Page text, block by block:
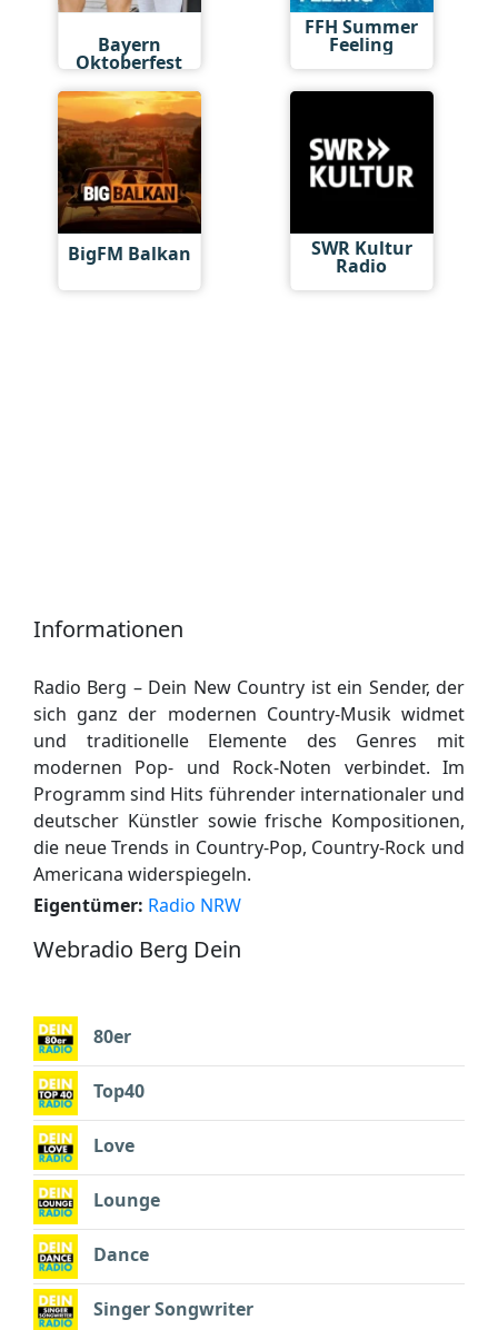
Bayern
Oktoberfest
FFH Summer
Feeling
BigFM Balkan SWR Kultur
Radio
Informationen
Radio Berg – Dein New Country ist ein Sender, der
sich ganz der modernen Country-Musik widmet
und traditionelle Elemente des Genres mit
modernen Pop- und Rock-Noten verbindet. Im
Programm sind Hits führender internationaler und
deutscher Künstler sowie frische Kompositionen,
die neue Trends in Country-Pop, Country-Rock und
Americana widerspiegeln.
Eigentümer: Radio NRW
Webradio Berg Dein
80er
Top40
Love
Lounge
Dance
Singer Songwriter